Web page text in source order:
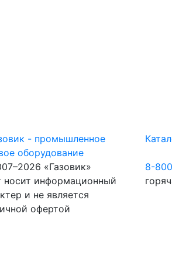
«Газовик»
носит информационный
и не является
офертой
8-